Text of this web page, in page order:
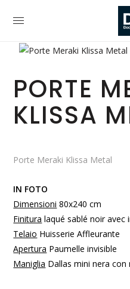
PORTE
KLISSA
Porte Meraki Klissa Metal
IN FOTO
Dimensioni 80x240 cm
Finitura laqué sablé noir
Telaio Huisserie Affleurante
Apertura Paumelle invisible
Maniglia Dallas mini nera